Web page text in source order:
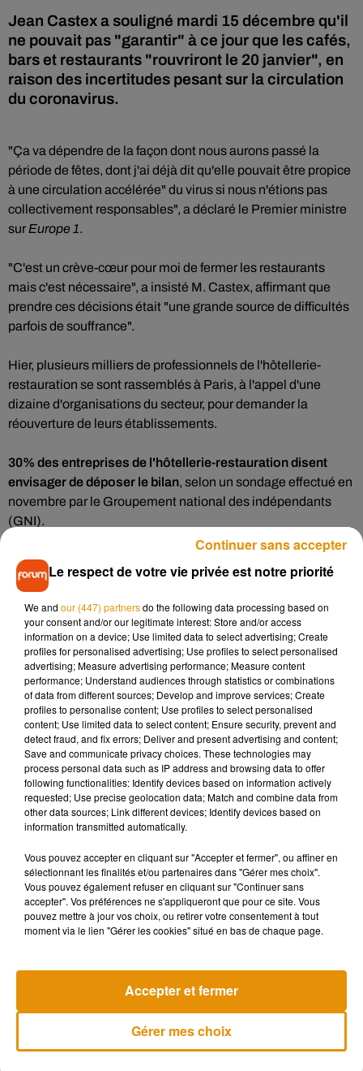
Jean Castex a souligné mardi 15 décembre qu'il
ne pouvait pas "garantir" à ce jour que les cafés,
bars et restaurants "rouvriront le 20 janvier", en
raison des incertitudes pesant sur la circulation
du coronavirus.
"Ça va dépendre de la façon dont nous aurons passé la
période de fêtes, dont j'ai déjà dit qu'elle pouvait être propice
à une circulation accélérée" du virus si nous n'étions pas
collectivement responsables", a déclaré le Premier ministre
sur Europe 1.
"C'est un crève-cœur pour moi de fermer les restaurants
mais c'est nécessaire", a insisté M. Castex, affirmant que
prendre ces décisions était "une grande source de difficultés
parfois de souffrance".
Hier, plusieurs milliers de professionnels de l'hôtellerie-
restauration se sont rassemblés à Paris, à l'appel d'une
dizaine d'organisations du secteur, pour demander la
réouverture de leurs établissements.
30% des entreprises de l'hôtellerie-restauration disent
envisager de déposer le bilan, selon un sondage effectué en
novembre par le Groupement national des indépendants
(GNI).
"L'exception culturelle, ce n'est pas
l'exception sanitaire"
Concernant le monde de la culture, également durement
éprouvé par les restrictions, le Premier ministre a rappelé
que les "résultats" sanitaires n'étaient "pas encore au
rendez-vous" pour permettre une reprise.
"L'exception culturelle, ce n'est pas l'exception sanitaire", a
résumé le Premier ministre, alors queplusieurs
rassemblements sont prévus aujourd'hui pour protester
contre les fermetures.
"Une clause de revoyure" a été fixée aux acteurs de la culture
"le 7 janvier, ils vont y travailler avec la ministre et voir
comment, si les conditions épidémiologiques s'améliorent,
on pourra à ce moment-là envisager progressivement leur
réouverture", a poursuivi M. Castex.
Musique
Le respect de votre vie privée est notre priorité
We and our (447) partnersdo the following data processing based on
your consent and/or our legitimate interest: Store and/or access
information on a device; Use limited data to select advertising; Create
profiles for personalised advertising; Use profiles to select personalised
advertising; Measure advertising performance; Measure content
performance; Understand audiences through statistics or combinations
of data from different sources; Develop and improve services; Create
profiles to personalise content; Use profiles to select personalised
content; Use limited data to select content; Ensure security, prevent and
detect fraud, and fix errors; Deliver and present advertising and content;
Save and communicate privacy choices. These technologies may
process personal data such as IP address and browsing data to offer
following functionalities: Identify devices based on information actively
requested; Use precise geolocation data; Match and combine data from
other data sources; Link different devices; Identify devices based on
information transmitted automatically.
Vous pouvez accepter en cliquant sur "Accepter et fermer", ou affiner en
sélectionnant les finalités et/ou partenaires dans "Gérer mes choix".
Vous pouvez également refuser en cliquant sur "Continuer sans
accepter". Vos préférences ne s'appliqueront que pour ce site. Vous
pouvez mettre à jour vos choix, ou retirer votre consentement à tout
moment via le lien "Gérer les cookies" situé en bas de chaque page.
Gérer mes choix
Accepter et fermer
Continuer sans accepter